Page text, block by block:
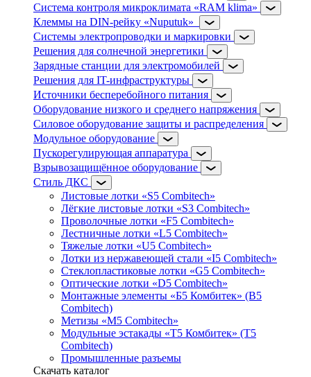
Система контроля микроклимата «RAM klima»
Клеммы на DIN-рейку «Nuputuk»
Системы электропроводки и маркировки
Решения для солнечной энергетики
Зарядные станции для электромобилей
Решения для IT-инфраструктуры
Источники бесперебойного питания
Оборудование низкого и среднего напряжения
Силовое оборудование защиты и распределения
Модульное оборудование
Пускорегулирующая аппаратура
Взрывозащищённое оборудование
Стиль ДКС
Листовые лотки «S5 Combitech»
Лёгкие листовые лотки «S3 Combitech»
Проволочные лотки «F5 Combitech»
Лестничные лотки «L5 Combitech»
Тяжелые лотки «U5 Combitech»
Лотки из нержавеющей стали «I5 Combitech»
Стеклопластиковые лотки «G5 Combitech»
Оптические лотки «D5 Combitech»
Монтажные элементы «Б5 Комбитек» (B5
Combitech)
Метизы «M5 Combitech»
Модульные эстакады «Т5 Комбитек» (T5
Combitech)
Промышленные разъемы
Скачать каталог